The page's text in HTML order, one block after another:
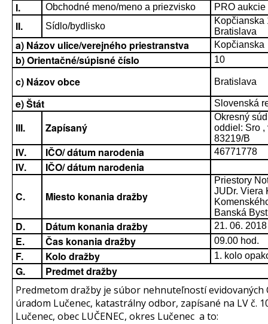
I.
Obchodné meno/meno a priezvisko PRO aukcie
II. Sídlo/bydlisko
Kopčianska
Bratislava
a) Názov ulice/verejného priestranstva Kopčianska
b) Orientačné/súpisné číslo 10
c) Názov obce Bratislava
e) Štát Slovenská
III. Zapísaný
Okresný
oddiel: Sro ,
83219/B
IV. IČO/ dátum narodenia 46771778
IV. IČO/ dátum narodenia
C. Miesto konania dražby
Priestory
JUDr. Viera
Banská
D. Dátum konania dražby 21. 06. 2018
E. Čas konania dražby 09.00 hod.
F. Kolo dražby 1. kolo
G. Predmet dražby
Predmetom dražby je súbor nehnuteľností evidovaných
úradom Lučenec, katastrálny odbor, zapísané na LV č.
Lučenec, obec LUČENEC, okres Lučenec a to: